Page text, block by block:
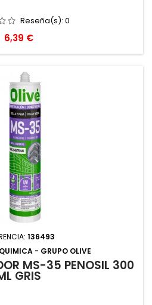
Reseña(s): 0
Precio
6,39 €
136493
- GRUPO OLIVE
MS-35 PENOSIL 300
GRIS